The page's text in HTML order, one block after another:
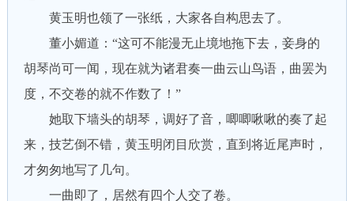
黄玉明也领了一张纸，大家各自构思去了。
董小媚道：“这可不能漫无止境地拖下去，妾身的
胡琴尚可一闻，现在就为诸君奏一曲云山鸟语，曲罢为
度，不交卷的就不作数了！”
她取下墙头的胡琴，调好了音，唧唧啾啾的奏了起
来，技艺倒不错，黄玉明闭目欣赏，直到将近尾声时，
才匆匆地写了几句。
一曲即了，居然有四个人交了卷。